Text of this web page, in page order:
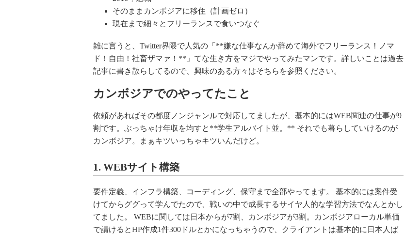
そのままカンボジアに移住（計画ゼロ）
現在まで細々とフリーランスで食いつなぐ
雑に言うと、Twitter界隈で人気の「**嫌な仕事なんか辞めて海外でフリーランス！ノマ
ド！自由！社畜ザマァ！**」てな生き方をマジでやってみたマンです。詳しいことは過去
記事に書き散らしてるので、興味のある方々はそちらを参照ください。
カンボジアでのやってたこと
依頼があればその都度ノンジャンルで対応してましたが、基本的にはWEB関連の仕事が9
割です。ぶっちゃけ年収を均すと**学生アルバイト並。** それでも暮らしていけるのが
カンボジア。まぁキツいっちゃキツいんだけど。
1. WEBサイト構築
要件定義、インフラ構築、コーディング、保守まで全部やってます。 基本的には案件受
けてからググって学んでたので、戦いの中で成長するサイヤ人的な学習方法でなんとかし
てました。 WEBに関しては日本からが7割、カンボジアが3割。カンボジアローカル単価
で請けるとHP作成1件300ドルとかになっちゃうので、クライアントは基本的に日本人ば